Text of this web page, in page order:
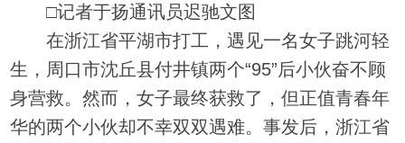
□记者于扬通讯员迟驰文图
在浙江省平湖市打工，遇见一名女子跳河轻
生，周口市沈丘县付井镇两个“95”后小伙奋不顾
身营救。然而，女子最终获救了，但正值青春年
华的两个小伙却不幸双双遇难。事发后，浙江省